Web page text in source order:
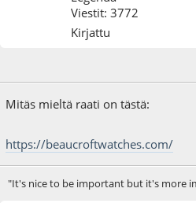
Viestit: 3772
Kirjattu
Mitäs mieltä raati on tästä:
https://beaucroftwatches.com/
"It's nice to be important but it's more